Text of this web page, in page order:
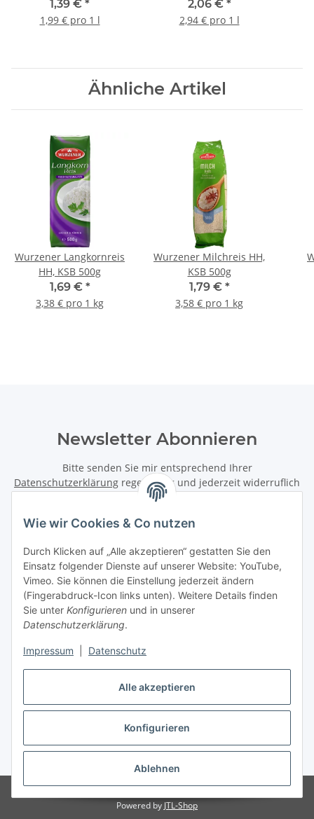
Alle akzeptieren
Konfigurieren
Ablehnen
Wie wir Cookies & Co nutzen
Durch Klicken auf „Alle akzeptieren“ gestatten Sie den
Einsatz folgender Dienste auf unserer Website: YouTube,
Vimeo. Sie können die Einstellung jederzeit ändern
(Fingerabdruck-Icon links unten). Weitere Details finden
Sie unter Konfigurieren und in unserer
Datenschutzerklärung.
Impressum Datenschutz
1,39 € *
1,99 € pro 1 l
2,06 € *
2,94 € pro 1 l
Ähnliche Artikel
Wurzener Langkornreis
HH, KSB 500g
1,69 € *
3,38 € pro 1 kg
Wurzener Milchreis HH,
KSB 500g
1,79 € *
3,58 € pro 1 kg
Newsletter Abonnieren
Bitte senden Sie mir entsprechend Ihrer
Datenschutzerklärung regelmäßig und jederzeit widerruflich
Informationen zu Ihrem Produktsortiment per E-Mail zu.
Newsletter Abonnieren
Informationen
Gesetzliche Informationen
Powered by JTL-Shop